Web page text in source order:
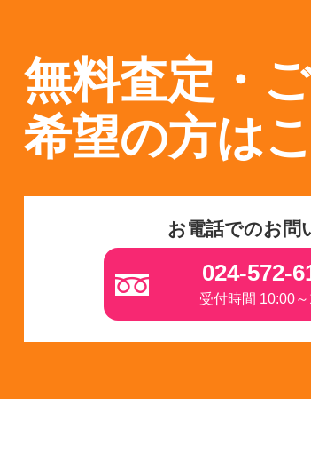
無料査定・
希望の方は
お電話でのお問
024-572-
受付時間 10:00